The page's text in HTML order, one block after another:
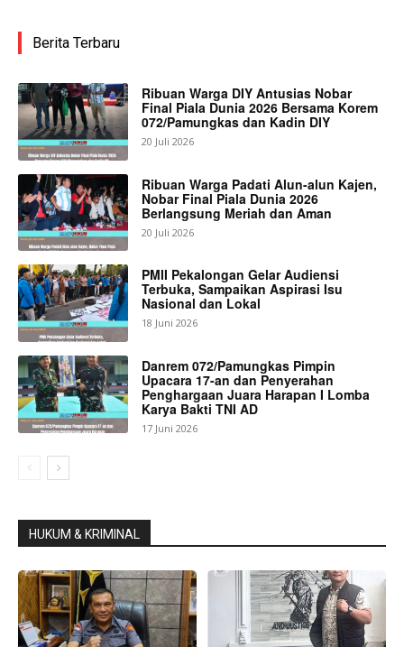
Berita Terbaru
Ribuan Warga DIY Antusias Nobar
Final Piala Dunia 2026 Bersama Korem
072/Pamungkas dan Kadin DIY
20 Juli 2026
Ribuan Warga Padati Alun-alun Kajen,
Nobar Final Piala Dunia 2026
Berlangsung Meriah dan Aman
20 Juli 2026
PMII Pekalongan Gelar Audiensi
Terbuka, Sampaikan Aspirasi Isu
Nasional dan Lokal
18 Juni 2026
Danrem 072/Pamungkas Pimpin
Upacara 17-an dan Penyerahan
Penghargaan Juara Harapan I Lomba
Karya Bakti TNI AD
17 Juni 2026
HUKUM & KRIMINAL